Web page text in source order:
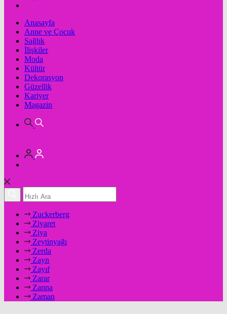
Anasayfa
Anne ve Çocuk
Sağlık
İlişkiler
Moda
Kültür
Dekorasyon
Güzellik
Kariyer
Magazin
Zuckerberg
Ziyaret
Ziya
Zeytinyağı
Zerda
Zayn
Zayıf
Zarar
Zanna
Zaman